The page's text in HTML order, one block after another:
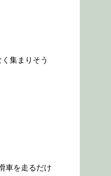
集まりそう
車を走るだけ